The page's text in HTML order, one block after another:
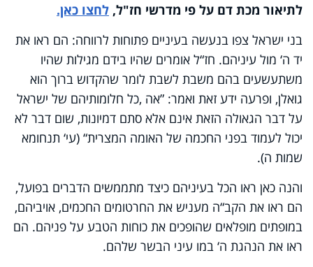
לתיאור מכת דם על פי מדרשי חז"ל, לחצו כאן.
בני ישראל צפו בנעשה בעיניים פתוחות לרווחה: הם ראו את
יד ה‘ מול עיניהם. חז“ל אומרים שהיו בידם מגילות שהיו
משתעשעים בהם משבת לשבת לומר שהקדוש ברוך הוא
גואלן, ופרעה ידע זאת ואמר: ”אה ,כל חלומותיהם של ישראל
על דבר הגאולה הזאת אינם אלא סתם דמיונות, שום דבר לא
יכול לעמוד בפני החכמה של האומה המצרית“ (עי‘ תנחומא
שמות ה).
והנה כאן ראו הכל בעיניהם כיצד מתממשים הדברים בפועל,
הם ראו את הקב“ה מעניש את החרטומים החכמים, אויביהם,
במופתים מופלאים שהופכים את כוחות הטבע על פניהם. הם
ראו את הנהגת ה‘ במו עיני הבשר שלהם.